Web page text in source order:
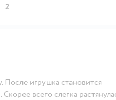
2
игрушка становится
всего слегка